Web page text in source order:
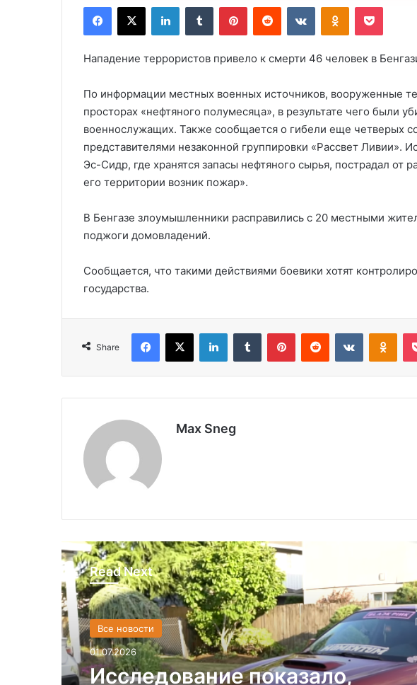
Нападение террористов привело к смерти 46 человек в
По информации местных военных источников, вооруженные
просторах «нефтяного полумесяца», в результате чего были
военнослужащих. Также сообщается о гибели еще четверых
представителями незаконной группировки «Рассвет Ливии».
Эс-Сидр, где хранятся запасы нефтяного сырья, пострадал от
его территории возник пожар».
В Бенгазе злоумышленники расправились с 20 местными
поджоги домовладений.
Сообщается, что такими действиями боевики хотят
государства.
Share
Max Sneg
Read Next
Все новости
01.07.2026
Исследование показало,